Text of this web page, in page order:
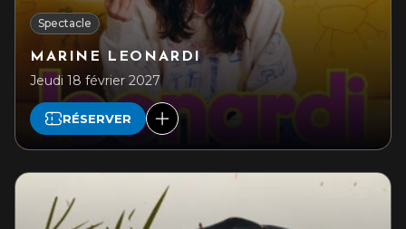
Spectacle
MARINE LEONARDI
Jeudi 18 février 2027
RÉSERVER